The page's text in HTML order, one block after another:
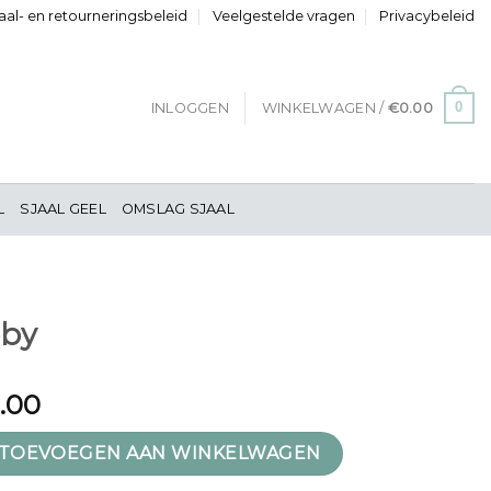
en retourneringsbeleid Veelgestelde vragen Privacybeleid
INLOGGEN WINKELWAGEN / €0.00 0
SJAAL GEEL OMSLAG SJAAL
AAN WINKELWAGEN